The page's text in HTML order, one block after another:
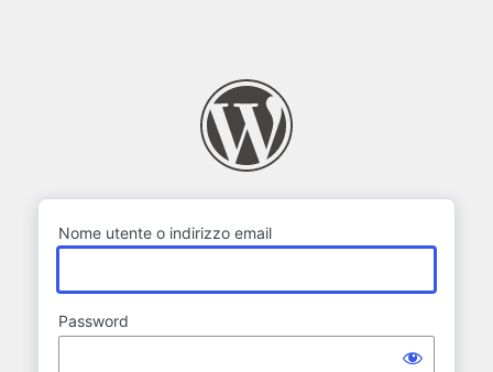
Nome utente o indirizzo email
Password